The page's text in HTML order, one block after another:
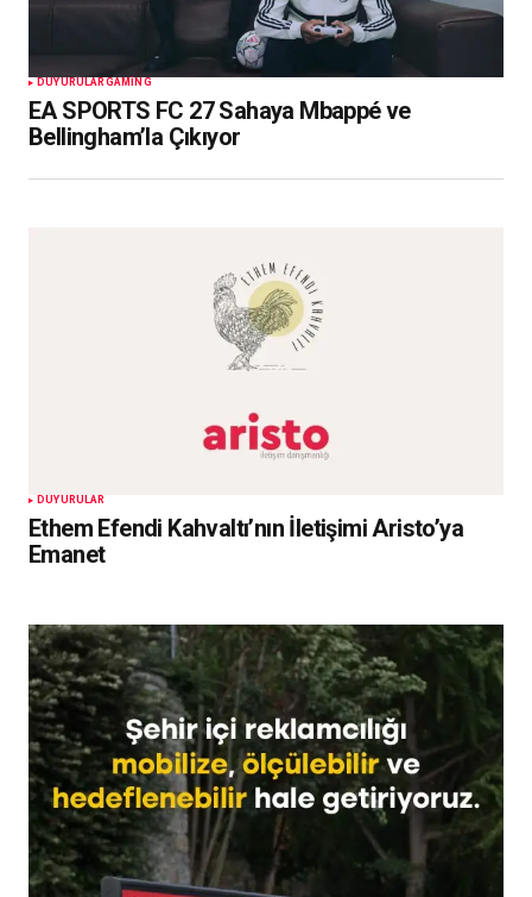
DUYURULAR GAMING
EA SPORTS FC 27 Sahaya Mbappé ve
Bellingham’la Çıkıyor
DUYURULAR
Ethem Efendi Kahvaltı’nın İletişimi Aristo’ya
Emanet